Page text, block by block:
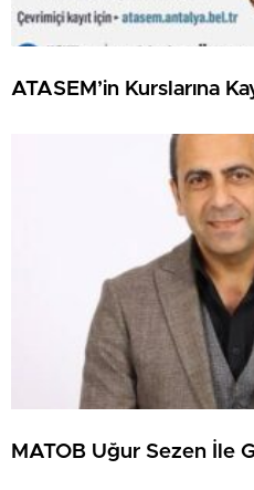
ATASEM’in Kurslarına
MATOB Uğur Sezen İle